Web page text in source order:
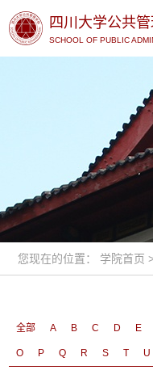
四川大学公共
SCHOOL OF PUBLIC
您现在的位置： 学院首页
全部 A B C D E
O P Q R S T U